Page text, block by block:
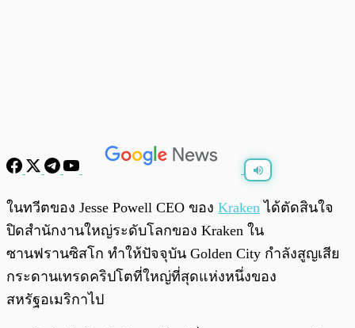
0:00/ 0:00
ในทวีตของ Jesse Powell CEO ของ Kraken ได้ตัดสินใจ
ปิดสำนักงานใหญ่ระดับโลกของ Kraken ใน
ซานฟรานซิสโก ทำให้ปัจจุบัน Golden City กำลังสูญเสีย
กระดานเทรดคริปโตที่ใหญ่ที่สุดแห่งหนึ่งของ
สหรัฐอเมริกาไป